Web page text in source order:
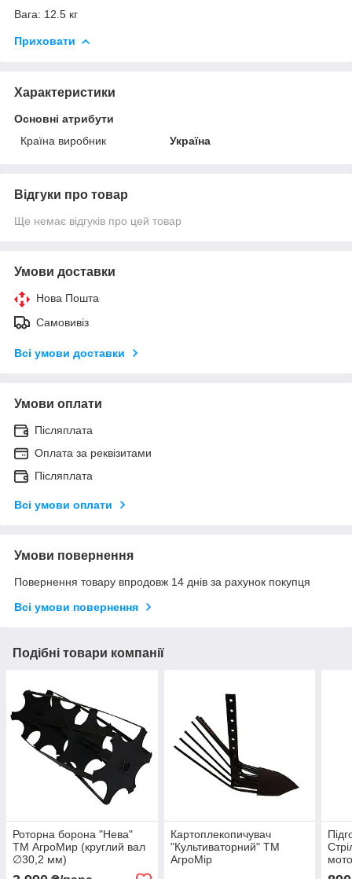
Вага: 12.5 кг
Приховати
Характеристики
Основні атрибути
Країна виробник
Україна
Відгуки про товар
Ще немає відгуків про цей товар
Умови доставки
Нова Пошта
Самовивіз
Всі умови доставки
Умови оплати
Післяплата
Оплата за реквізитами
Післяплата
Всі умови оплати
Умови повернення
Повернення товару впродовж 14 днів за рахунок покупця
Всі умови повернення
Подібні товари компанії
Роторна борона "Нева"
ТМ АгроМир (круглий вал
∅30,2 мм)
Картоплекопичувач
"Культиваторний" ТМ
АгроМір